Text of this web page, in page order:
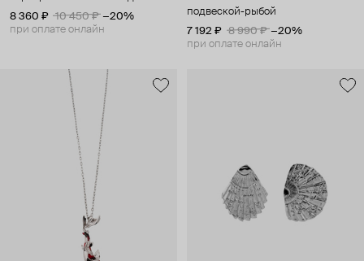
8 360 ₽
10 450 ₽ −20%
при оплате онлайн
подвеской-рыбой
7 192 ₽
8 990 ₽ −20%
при оплате онлайн